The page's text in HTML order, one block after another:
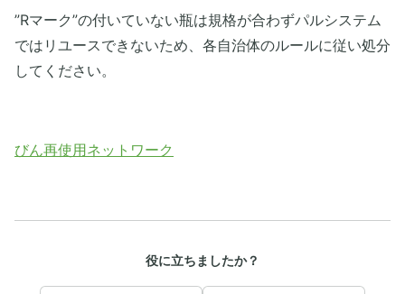
”Rマーク”の付いていない瓶は規格が合わずパルシステム
ではリユースできないため、各自治体のルールに従い処分
してください。
びん再使用ネットワーク
役に立ちましたか？